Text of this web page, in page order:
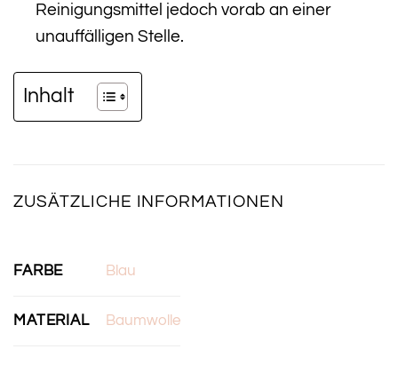
Reinigungsmittel jedoch vorab an einer
unauffälligen Stelle.
Inhalt
ZUSÄTZLICHE INFORMATIONEN
FARBE Blau
MATERIAL Baumwolle